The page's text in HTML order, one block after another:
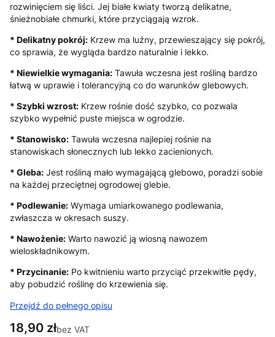
rozwinięciem się liści. Jej białe kwiaty tworzą delikatne,
śnieżnobiałe chmurki, które przyciągają wzrok.
* Delikatny pokrój: Krzew ma luźny, przewieszający się pokrój,
co sprawia, że wygląda bardzo naturalnie i lekko.
* Niewielkie wymagania: Tawuła wczesna jest rośliną bardzo
łatwą w uprawie i tolerancyjną co do warunków glebowych.
* Szybki wzrost: Krzew rośnie dość szybko, co pozwala
szybko wypełnić puste miejsca w ogrodzie.
* Stanowisko: Tawuła wczesna najlepiej rośnie na
stanowiskach słonecznych lub lekko zacienionych.
* Gleba: Jest rośliną mało wymagającą glebowo, poradzi sobie
na każdej przeciętnej ogrodowej glebie.
* Podlewanie: Wymaga umiarkowanego podlewania,
zwłaszcza w okresach suszy.
* Nawożenie: Warto nawozić ją wiosną nawozem
wieloskładnikowym.
* Przycinanie: Po kwitnieniu warto przyciąć przekwitłe pędy,
aby pobudzić roślinę do krzewienia się.
Przejdź do pełnego opisu
Cena
18,90 złbez VAT